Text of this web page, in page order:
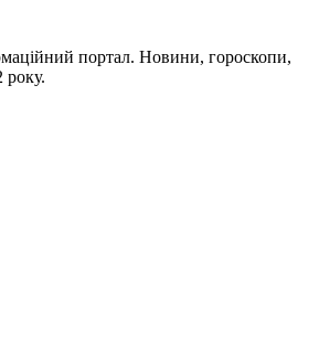
портал. Новини, гороскопи,
року.